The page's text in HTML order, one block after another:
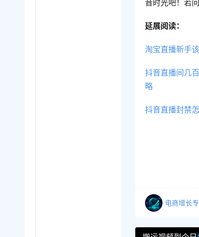
音时光吧！若
延展阅读：
淘宝直播新手
抖音直播间几
略
抖音直播封禁
电商增长